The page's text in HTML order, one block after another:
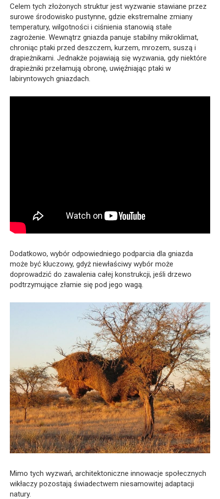
Celem tych złożonych struktur jest wyzwanie stawiane przez
surowe środowisko pustynne, gdzie ekstremalne zmiany
temperatury, wilgotności i ciśnienia stanowią stałe
zagrożenie. Wewnątrz gniazda panuje stabilny mikroklimat,
chroniąc ptaki przed deszczem, kurzem, mrozem, suszą i
drapieżnikami. Jednakże pojawiają się wyzwania, gdy niektóre
drapieżniki przełamują obronę, uwięźniając ptaki w
labiryntowych gniazdach.
Dodatkowo, wybór odpowiedniego podparcia dla gniazda
może być kluczowy, gdyż niewłaściwy wybór może
doprowadzić do zawalenia całej konstrukcji, jeśli drzewo
podtrzymujące złamie się pod jego wagą.
Mimo tych wyzwań, architektoniczne innowacje społecznych
wikłaczy pozostają świadectwem niesamowitej adaptacji
natury.